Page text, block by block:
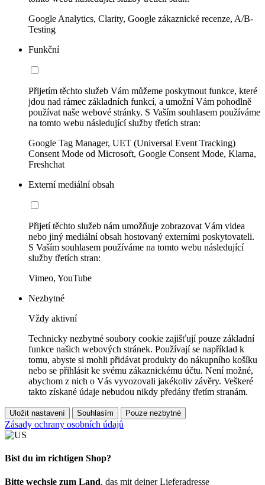
Google Analytics, Clarity, Google zákaznické recenze, A/B-
Testing
Funkční
Přijetím těchto služeb Vám můžeme poskytnout funkce, které
jdou nad rámec základních funkcí, a umožní Vám pohodlně
používat naše webové stránky. S Vaším souhlasem používáme
na tomto webu následující služby třetích stran:
Google Tag Manager, UET (Universal Event Tracking)
Consent Mode od Microsoft, Google Consent Mode, Klarna,
Freshchat
Externí mediální obsah
Přijetí těchto služeb nám umožňuje zobrazovat Vám videa
nebo jiný mediální obsah hostovaný externími poskytovateli.
S Vaším souhlasem používáme na tomto webu následující
služby třetích stran:
Vimeo, YouTube
Nezbytné
Vždy aktivní
Technicky nezbytné soubory cookie zajišťují pouze základní
funkce našich webových stránek. Používají se například k
tomu, abyste si mohli přidávat produkty do nákupního košíku
nebo se přihlásit ke svému zákaznickému účtu. Není možné,
abychom z nich o Vás vyvozovali jakékoliv závěry. Veškeré
takto získané údaje nebudou nikdy předány třetím stranám.
Uložit nastavení Souhlasím Pouze nezbytné
Zásady ochrany osobních údajů
Bist du im richtigen Shop?
Bitte wechsle zum Land, das mit deiner Lieferadresse